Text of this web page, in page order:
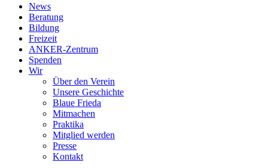
News
Beratung
Bildung
Freizeit
ANKER-Zentrum
Spenden
Wir
Über den Verein
Unsere Geschichte
Blaue Frieda
Mitmachen
Praktika
Mitglied werden
Presse
Kontakt